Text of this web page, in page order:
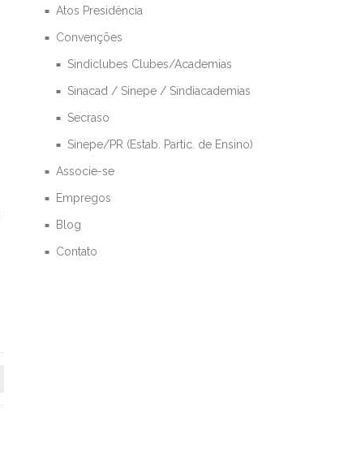
Atos Presidência
Convenções
Sindiclubes Clubes/Academias
Sinacad / Sinepe / Sindiacademias
Secraso
Sinepe/PR (Estab. Partic. de Ensino)
Associe-se
Empregos
Blog
Contato